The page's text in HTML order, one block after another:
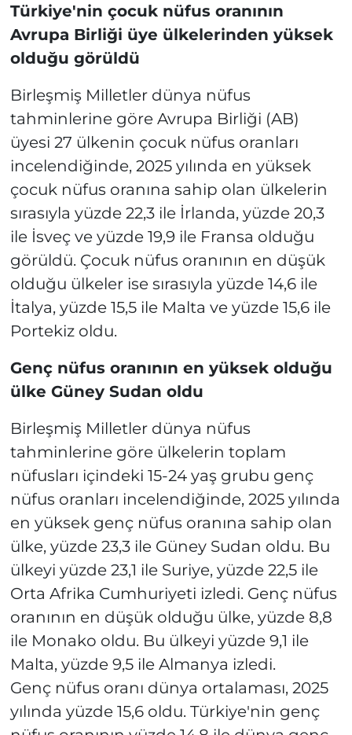
Türkiye'nin çocuk nüfus oranının
Avrupa Birliği üye ülkelerinden yüksek
olduğu görüldü
Birleşmiş Milletler dünya nüfus
tahminlerine göre Avrupa Birliği (AB)
üyesi 27 ülkenin çocuk nüfus oranları
incelendiğinde, 2025 yılında en yüksek
çocuk nüfus oranına sahip olan ülkelerin
sırasıyla yüzde 22,3 ile İrlanda, yüzde 20,3
ile İsveç ve yüzde 19,9 ile Fransa olduğu
görüldü. Çocuk nüfus oranının en düşük
olduğu ülkeler ise sırasıyla yüzde 14,6 ile
İtalya, yüzde 15,5 ile Malta ve yüzde 15,6 ile
Portekiz oldu.
Genç nüfus oranının en yüksek olduğu
ülke Güney Sudan oldu
Birleşmiş Milletler dünya nüfus
tahminlerine göre ülkelerin toplam
nüfusları içindeki 15-24 yaş grubu genç
nüfus oranları incelendiğinde, 2025 yılında
en yüksek genç nüfus oranına sahip olan
ülke, yüzde 23,3 ile Güney Sudan oldu. Bu
ülkeyi yüzde 23,1 ile Suriye, yüzde 22,5 ile
Orta Afrika Cumhuriyeti izledi. Genç nüfus
oranının en düşük olduğu ülke, yüzde 8,8
ile Monako oldu. Bu ülkeyi yüzde 9,1 ile
Malta, yüzde 9,5 ile Almanya izledi.
Genç nüfus oranı dünya ortalaması, 2025
yılında yüzde 15,6 oldu. Türkiye'nin genç